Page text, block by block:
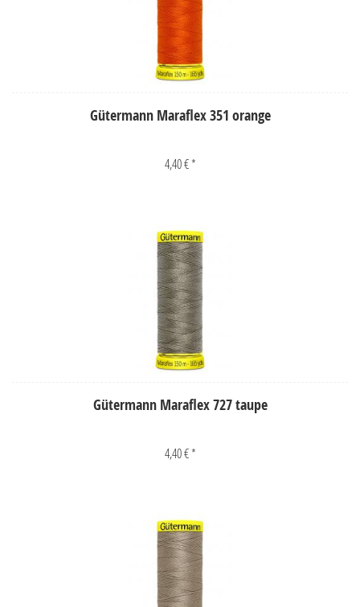
Gütermann Maraflex 351 orange
4,40 € *
Gütermann Maraflex 727 taupe
4,40 € *